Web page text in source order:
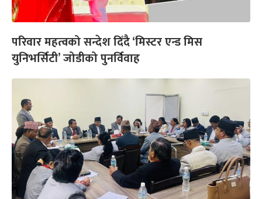
परिवार महत्वको सन्देश दिँदै ‘मिस्टर एन्ड मिस
युनिभर्सिटी’ जोडीको पुनर्विवाह